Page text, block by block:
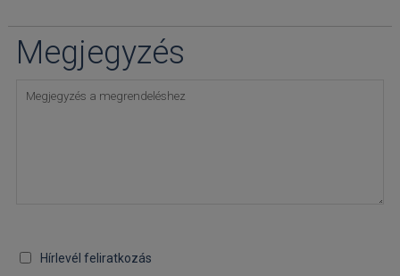
Megjegyzés
Hírlevél feliratkozás